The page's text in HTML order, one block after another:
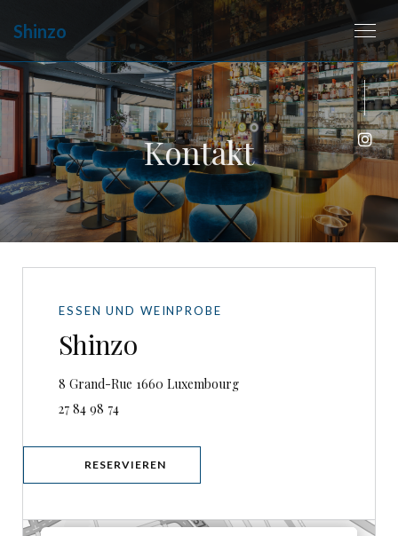
Shinzo
Kontakt
ESSEN UND WEINPROBE
Shinzo
8 Grand-Rue 1660 Luxembourg((öffnet ein neues Fenster))
27 84 98 74
RESERVIEREN